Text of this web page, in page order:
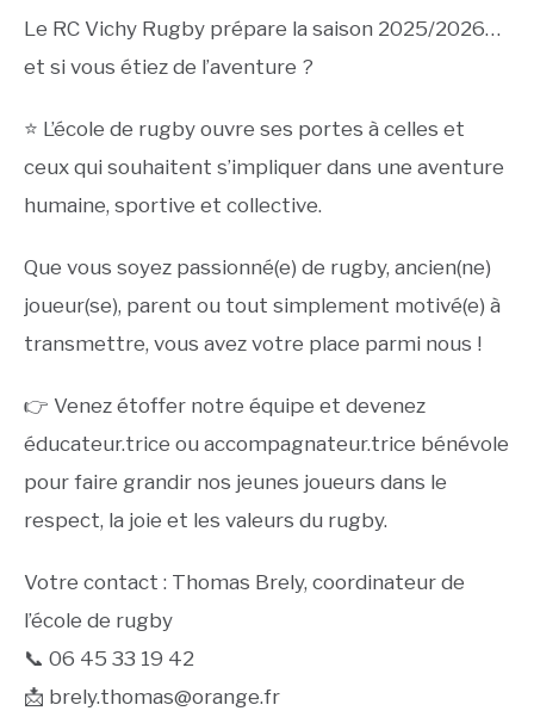
Le RC Vichy Rugby prépare la saison 2025/2026…
et si vous étiez de l’aventure ?
⭐️ L’école de rugby ouvre ses portes à celles et
ceux qui souhaitent s’impliquer dans une aventure
humaine, sportive et collective.
Que vous soyez passionné(e) de rugby, ancien(ne)
joueur(se), parent ou tout simplement motivé(e) à
transmettre, vous avez votre place parmi nous !
👉 Venez étoffer notre équipe et devenez
éducateur.trice ou accompagnateur.trice bénévole
pour faire grandir nos jeunes joueurs dans le
respect, la joie et les valeurs du rugby.
Votre contact : Thomas Brely, coordinateur de
l’école de rugby
📞 06 45 33 19 42
📩 brely.thomas@orange.fr